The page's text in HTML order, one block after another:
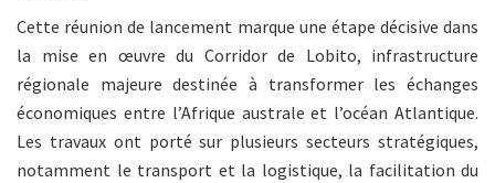
Cette réunion de lancement marque une étape décisive dans
la mise en œuvre du Corridor de Lobito, infrastructure
régionale majeure destinée à transformer les échanges
économiques entre l’Afrique australe et l’océan Atlantique.
Les travaux ont porté sur plusieurs secteurs stratégiques,
notamment le transport et la logistique, la facilitation du